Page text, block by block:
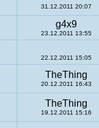
31.12.2011 20:07
g4x9
23.12.2011 13:55
22.12.2011 15:05
TheThing
20.12.2011 16:43
TheThing
19.12.2011 15:16